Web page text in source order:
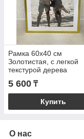
Рамка 60х40 см
Золотистая, с легкой
текстурой дерева
5 600 ₸
Купить
О нас